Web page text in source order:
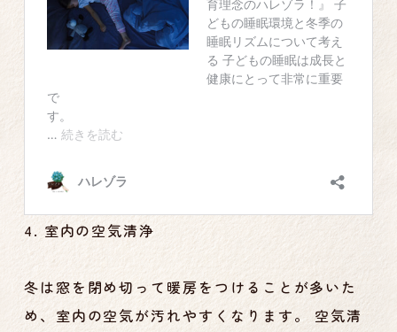
4. 室内の空気清浄
冬は窓を閉め切って暖房をつけることが多いた
め、室内の空気が汚れやすくなります。 空気清